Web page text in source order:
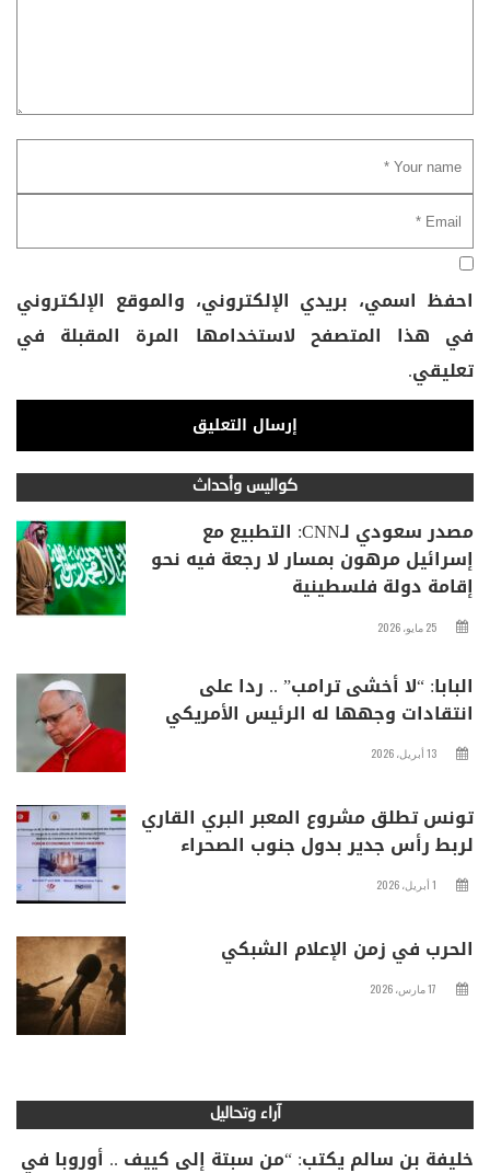
احفظ اسمي، بريدي الإلكتروني، والموقع الإلكتروني
في هذا المتصفح لاستخدامها المرة المقبلة في
تعليقي.
كواليس وأحداث
مصدر سعودي لـCNN: التطبيع مع
إسرائيل مرهون بمسار لا رجعة فيه نحو
إقامة دولة فلسطينية
25 مايو، 2026
البابا: “لا أخشى ترامب” .. ردا على
انتقادات وجهها له الرئيس الأمريكي
13 أبريل، 2026
تونس تطلق مشروع المعبر البري القاري
لربط رأس جدير بدول جنوب الصحراء
1 أبريل، 2026
الحرب في زمن الإعلام الشبكي
17 مارس، 2026
آراء وتحاليل
خليفة بن سالم يكتب: “من سبتة إلى كييف .. أوروبا في